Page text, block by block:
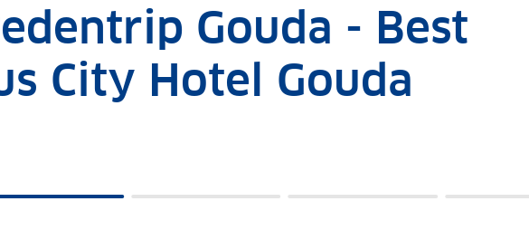
Gouda - Best
City Hotel Gouda